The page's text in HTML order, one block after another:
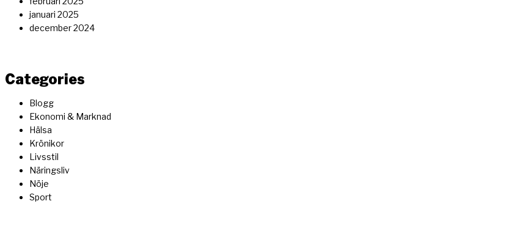
januari 2025
december 2024
Categories
Blogg
Ekonomi & Marknad
Hälsa
Krönikor
Livsstil
Näringsliv
Nöje
Sport